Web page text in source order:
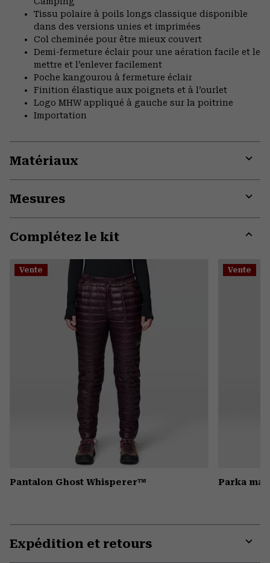
Tissu polaire à poils longs classique disponible
dans des versions unies et imprimées
Col cheminée pour être mieux couvert
Demi-fermeture éclair pour une aération facile et le
mettre et l’enlever facilement
Poche kangourou à fermeture éclair
Finition élastique aux poignets et à l’ourlet
Logo MHW appliqué à gauche sur la poitrine
Importation
Matériaux
Mesures
Complétez le kit
Vente
Pantalon Ghost Whisperer™
Vente
Parka
Expédition et retours